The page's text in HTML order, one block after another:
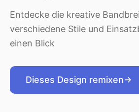
Entdecke die kreative
verschiedene Stile und
einen Blick
Dieses Design remixen